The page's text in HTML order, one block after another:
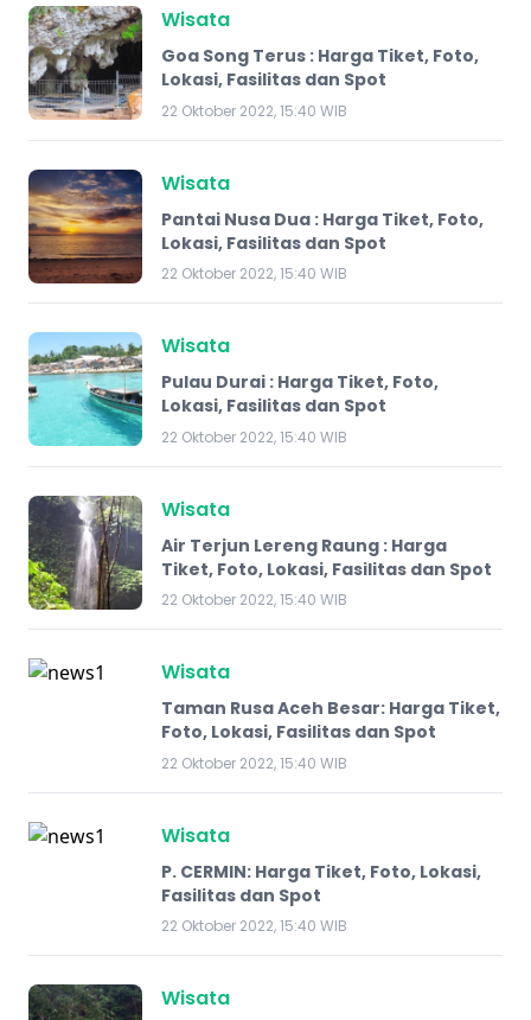
Wisata
Goa Song Terus : Harga Tiket, Foto,
Lokasi, Fasilitas dan Spot
22 Oktober 2022, 15:40 WIB
Wisata
Pantai Nusa Dua : Harga Tiket, Foto,
Lokasi, Fasilitas dan Spot
22 Oktober 2022, 15:40 WIB
Wisata
Pulau Durai : Harga Tiket, Foto,
Lokasi, Fasilitas dan Spot
22 Oktober 2022, 15:40 WIB
Wisata
Air Terjun Lereng Raung : Harga
Tiket, Foto, Lokasi, Fasilitas dan Spot
22 Oktober 2022, 15:40 WIB
Wisata
Taman Rusa Aceh Besar: Harga Tiket,
Foto, Lokasi, Fasilitas dan Spot
22 Oktober 2022, 15:40 WIB
Wisata
P. CERMIN: Harga Tiket, Foto, Lokasi,
Fasilitas dan Spot
22 Oktober 2022, 15:40 WIB
Wisata